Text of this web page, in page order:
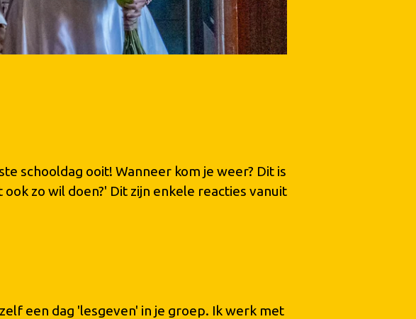
schooldag ooit! Wanneer kom je weer? Dit is
zo wil doen?' Dit zijn enkele reacties vanuit
een dag 'lesgeven' in je groep. Ik werk met